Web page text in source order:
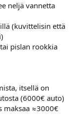
neljä vannetta
(kuvittelisin että
pislan rookkia
itsellä on
(6000€ auto)
maksaa ≈3000€